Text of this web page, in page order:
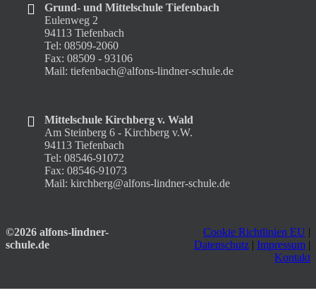
Grund- und Mittelschule Tiefenbach
Eulenweg 2
94113 Tiefenbach
Tel: 08509-2060
Fax: 08509 - 93106
Mail: tiefenbach@alfons-lindner-schule.de
Mittelschule Kirchberg v. Wald
Am Steinberg 6 - Kirchberg v.W.
94113 Tiefenbach
Tel: 08546-91072
Fax: 08546-91073
Mail: kirchberg@alfons-lindner-schule.de
©2026 alfons-lindner-
schule.de
Cookie Richtlinien EU |
Datenschutz | Impressum |
Kontakt